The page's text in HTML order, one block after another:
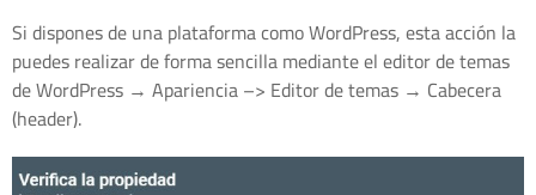
Si dispones de una plataforma como WordPress, esta acción la
puedes realizar de forma sencilla mediante el editor de temas
de WordPress → Apariencia –> Editor de temas → Cabecera
(header).